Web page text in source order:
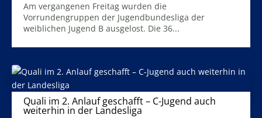
Am vergangenen Freitag wurden die
Vorrundengruppen der Jugendbundesliga der
weiblichen Jugend B ausgelost. Die 36...
Quali im 2. Anlauf geschafft – C-Jugend auch
weiterhin in der Landesliga